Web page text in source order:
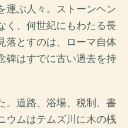
運ぶ人々。ストーンヘン
く、何世紀にもわたる長
落とすのは、ローマ自体
碑はすでに古い過去を持
。道路、浴場、税制、書
ウムはテムズ川に木の桟